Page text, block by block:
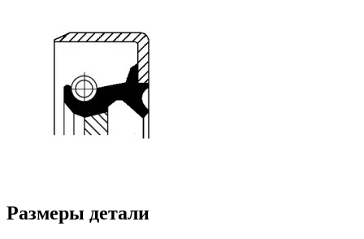
Размеры детали